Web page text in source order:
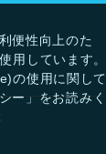
便性向上のた
用しています。
の使用に関して
ー」をお読みく